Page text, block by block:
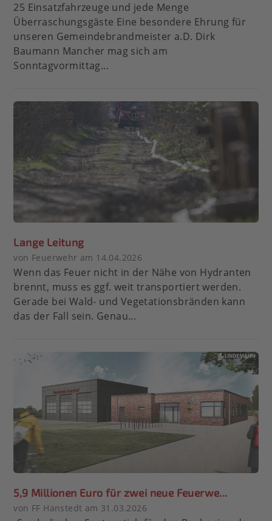
25 Einsatzfahrzeuge und jede Menge
Überraschungsgäste Eine besondere Ehrung für
unseren Gemeindebrandmeister a.D. Dirk
Baumann Mancher mag sich am
Sonntagvormittag...
Lange Leitung
von Feuerwehr am 14.04.2026
Wenn das Feuer nicht in der Nähe von Hydranten
brennt, muss es ggf. weit transportiert werden.
Gerade bei Wald- und Vegetationsbränden kann
das der Fall sein. Genau...
5,9 Millionen Euro für zwei neue Feuerwe...
von FF Hanstedt am 31.03.2026